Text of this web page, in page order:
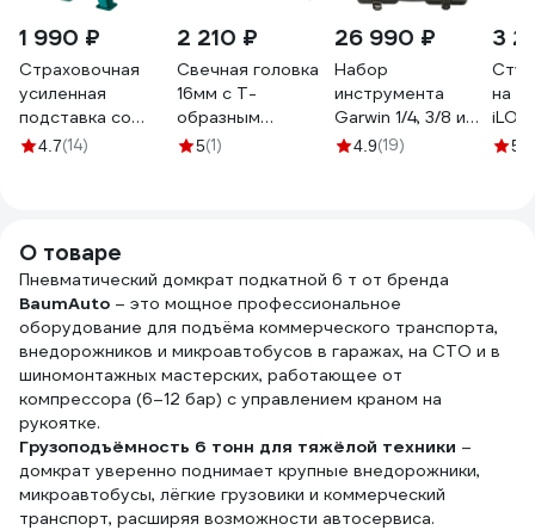
1 990 ₽
Страховочная
усиленная
подставка со
штифтом
4.7(14)
2 210 ₽
Свечная головка
16мм с Т-
образным
воротком Hans
5(1)
26 990 ₽
Набор
инструмента
Garwin 1/4, 3/8 и
1/2, 148 предметов
4.9(19)
3
на
5
О товаре
Пневматический домкрат подкатной 6 т от бренда
BaumAuto – это мощное профессиональное
оборудование для подъёма коммерческого транспорта,
внедорожников и микроавтобусов в гаражах, на СТО и в
шиномонтажных мастерских, работающее от
компрессора (6–12 бар) с управлением краном на
рукоятке.
Грузоподъёмность 6 тонн для тяжёлой техники –
домкрат уверенно поднимает крупные внедорожники,
микроавтобусы, лёгкие грузовики и коммерческий
транспорт, расширяя возможности автосервиса.